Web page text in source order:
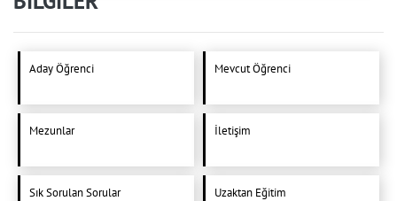
Aday Öğrenci Mevcut Öğrenci
Mezunlar İletişim
Sık Sorulan Sorular Uzaktan Eğitim